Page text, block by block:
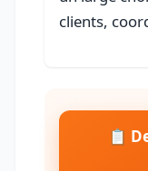
clients,
📋